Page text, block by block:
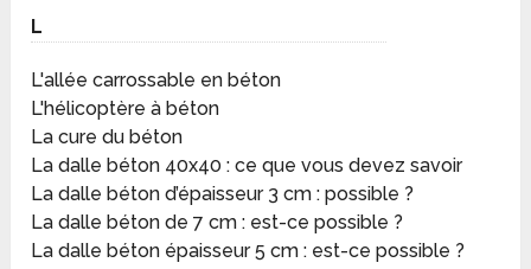
L
L'allée carrossable en béton
L'hélicoptère à béton
La cure du béton
La dalle béton 40x40 : ce que vous devez savoir
La dalle béton d’épaisseur 3 cm : possible ?
La dalle béton de 7 cm : est-ce possible ?
La dalle béton épaisseur 5 cm : est-ce possible ?